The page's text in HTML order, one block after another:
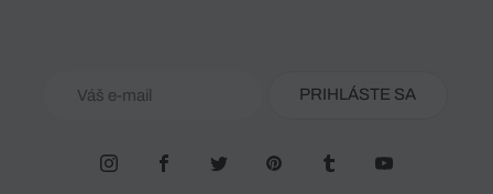
PRIHLÁSTE SA